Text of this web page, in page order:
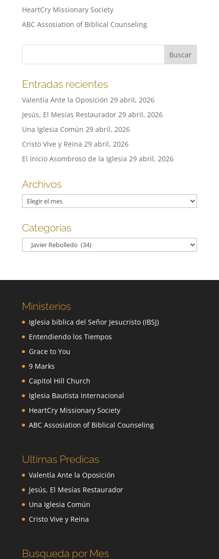
HeartCry Missionary Society
ABC Assosiation of Biblical Counseling
Entradas recientes
Valentía Ante la Oposición 29 abril, 2026
Jesús, El Mesías Restaurador 29 abril, 2026
Una Iglesia Común 29 abril, 2026
Cristo Vive y Reina 29 abril, 2026
El Inicio Asombroso de la Iglesia 29 abril, 2026
Archivos
Archivos
Categorías
Categorías
Ministerios
Iglesia biblica del Señor Jesucristo (IBSJ)
Entendiendo los Tiempos
Grace to You
9 Marks
Capitol Hill Church
Iglesia Bautista Internacional
HeartCry Missionary Society
ABC Assosiation of Biblical Counseling
Ultimas Predicas
Valentía Ante la Oposición
Jesús, El Mesías Restaurador
Una Iglesia Común
Cristo Vive y Reina
Busqueda por Mes